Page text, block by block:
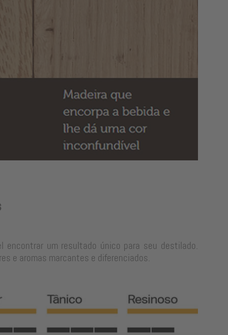
encontrar um resultado único para seu destilado.
e aromas marcantes e diferenciados.